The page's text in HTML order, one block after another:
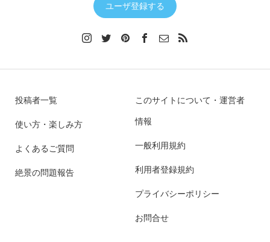
ユーザ登録する
投稿者一覧
使い方・楽しみ方
よくあるご質問
絶景の問題報告
このサイトについて・運営者
情報
一般利用規約
利用者登録規約
プライバシーポリシー
お問合せ